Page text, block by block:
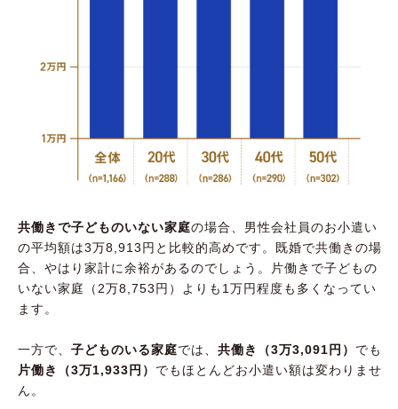
共働きで子どものいない家庭の場合、男性会社員のお小遣い
の平均額は3万8,913円と比較的高めです。既婚で共働きの場
合、やはり家計に余裕があるのでしょう。片働きで子どもの
いない家庭（2万8,753円）よりも1万円程度も多くなってい
ます。
一方で、 子どものいる家庭では、 共働き（3万3,091円） でも
片働き（3万1,933円） でもほとんどお小遣い額は変わりませ
ん。